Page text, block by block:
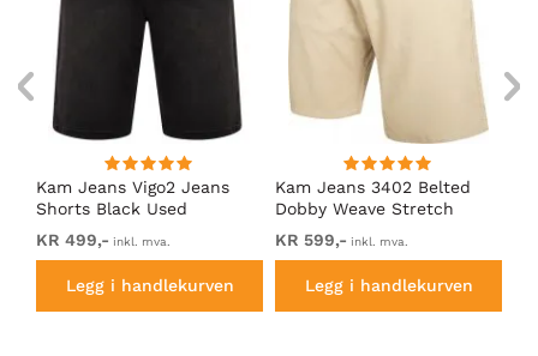
Kam Jeans Vigo2 Jeans
Shorts Black Used
KR 499,- inkl. mva.
Legg i handlekurven
Kam Jeans 3402 Belted
Dobby Weave Stretch
Chino Shorts Beige
KR 599,- inkl. mva.
Legg i handlekurven